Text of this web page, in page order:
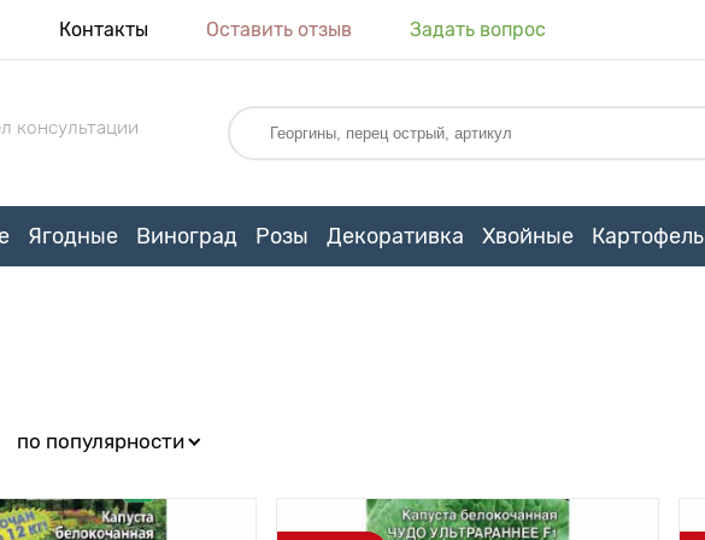
Контакты Оставить отзыв Задать вопрос
консультации
Ягодные Виноград Розы Декоративка Хвойные Картофель
по популярности